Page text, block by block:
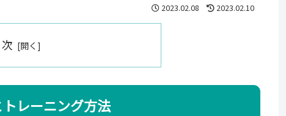
2023.02.08 2023.02.10
レーニング方法